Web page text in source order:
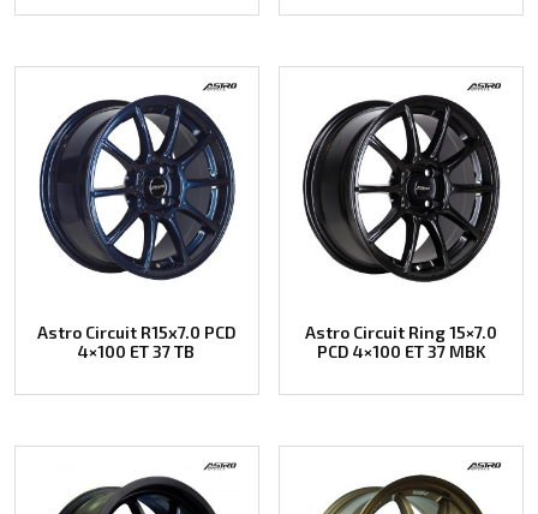
Astro Circuit R15x7.0 PCD
4×100 ET 37 TB
Astro Circuit Ring 15×7.0
PCD 4×100 ET 37 MBK